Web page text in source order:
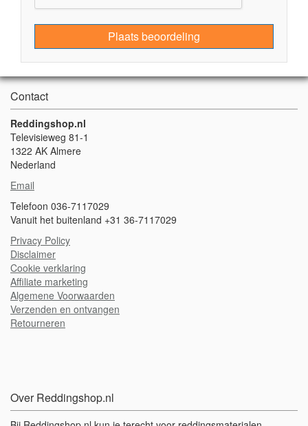
Plaats beoordeling
Contact
Reddingshop.nl
Televisieweg 81-1
1322 AK Almere
Nederland
Email
Telefoon 036-7117029
Vanuit het buitenland +31 36-7117029
Privacy Policy
Disclaimer
Cookie verklaring
Affiliate marketing
Algemene Voorwaarden
Verzenden en ontvangen
Retourneren
Over Reddingshop.nl